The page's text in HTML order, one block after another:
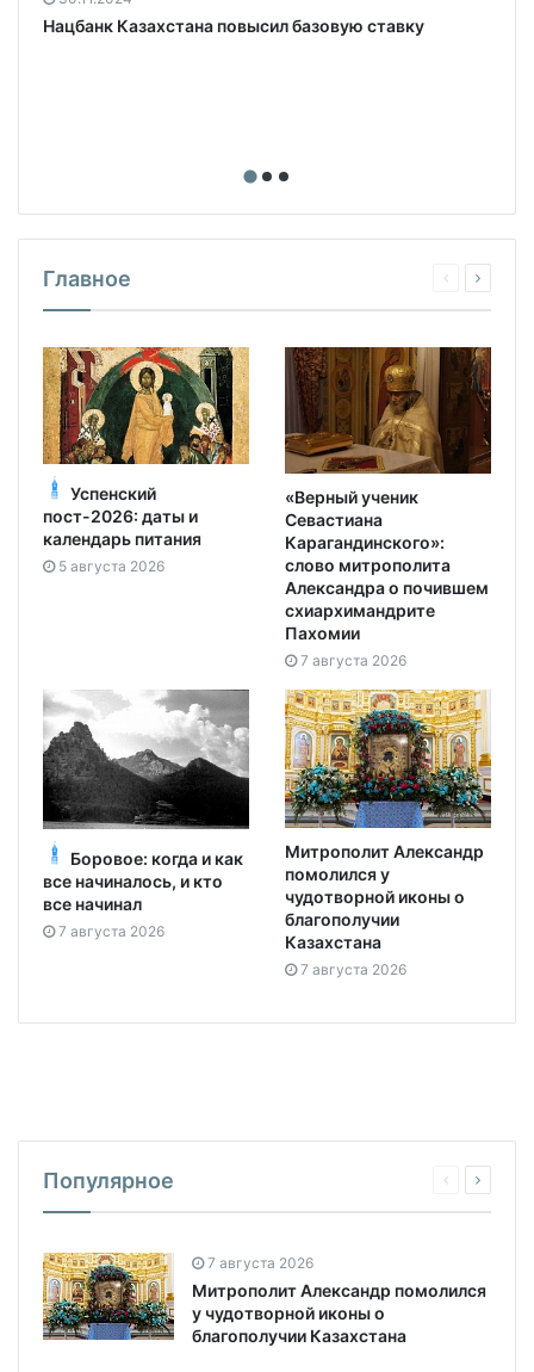
Нацбанк Казахстана повысил базовую ставку
Главное
Успенский
пост-2026: даты и
календарь питания
5 августа 2026
«Верный ученик
Севастиана
Карагандинского»:
слово митрополита
Александра о почившем
схиархимандрите
Пахомии
7 августа 2026
Боровое: когда и как
все начиналось, и кто
все начинал
7 августа 2026
Митрополит Александр
помолился у
чудотворной иконы о
благополучии
Казахстана
7 августа 2026
Популярное
7 августа 2026
Митрополит Александр помолился
у чудотворной иконы о
благополучии Казахстана